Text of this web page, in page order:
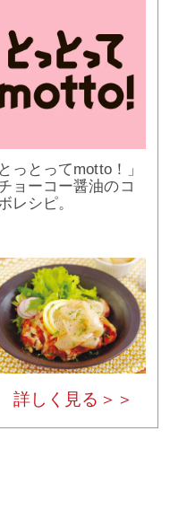
とっとってmotto！」
ョーコー醤油のコ
レシピ。
詳しく見る＞＞